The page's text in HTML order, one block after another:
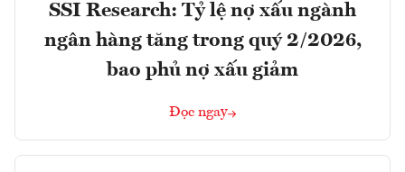
SSI Research: Tỷ lệ nợ xấu ngành
ngân hàng tăng trong quý 2/2026,
bao phủ nợ xấu giảm
Đọc ngay